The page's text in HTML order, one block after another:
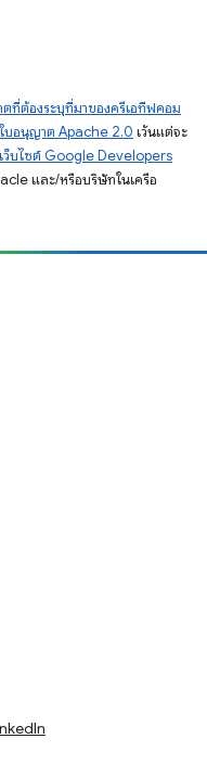
ที่ต้องระบุที่มาของครีเอทีฟคอม
ใบอนุญาต Apache 2.0 เว้นแต่จะ
ว็บไซต์ Google Developers
และ/หรือบริษัทในเครือ